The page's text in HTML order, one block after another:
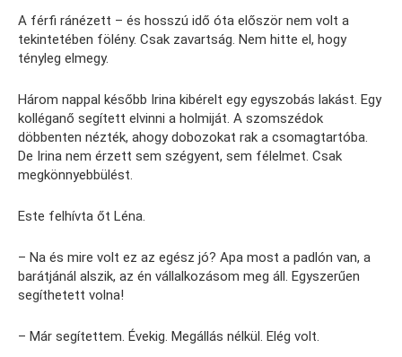
A férfi ránézett – és hosszú idő óta először nem volt a
tekintetében fölény. Csak zavartság. Nem hitte el, hogy
tényleg elmegy.
Három nappal később Irina kibérelt egy egyszobás lakást. Egy
kolléganő segített elvinni a holmiját. A szomszédok
döbbenten nézték, ahogy dobozokat rak a csomagtartóba.
De Irina nem érzett sem szégyent, sem félelmet. Csak
megkönnyebbülést.
Este felhívta őt Léna.
– Na és mire volt ez az egész jó? Apa most a padlón van, a
barátjánál alszik, az én vállalkozásom meg áll. Egyszerűen
segíthetett volna!
– Már segítettem. Évekig. Megállás nélkül. Elég volt.